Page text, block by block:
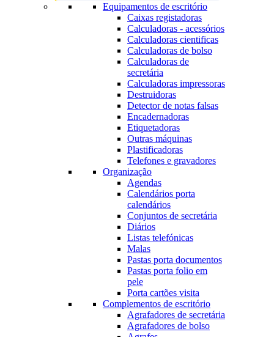
Equipamentos de escritório
Caixas registadoras
Calculadoras - acessórios
Calculadoras cientificas
Calculadoras de bolso
Calculadoras de
secretária
Calculadoras impressoras
Destruidoras
Detector de notas falsas
Encadernadoras
Etiquetadoras
Outras máquinas
Plastificadoras
Telefones e gravadores
Organização
Agendas
Calendários porta
calendários
Conjuntos de secretária
Diários
Listas telefónicas
Malas
Pastas porta documentos
Pastas porta folio em
pele
Porta cartões visita
Complementos de escritório
Agrafadores de secretária
Agrafadores de bolso